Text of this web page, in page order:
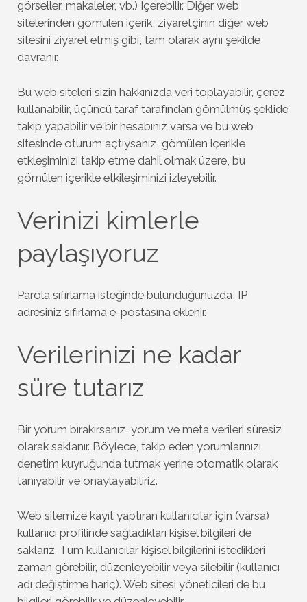
görseller, makaleler, vb.) Içerebilir. Diğer web
sitelerinden gömülen içerik, ziyaretçinin diğer web
sitesini ziyaret etmiş gibi, tam olarak aynı şekilde
davranır.
Bu web siteleri sizin hakkınızda veri toplayabilir, çerez
kullanabilir, üçüncü taraf tarafından gömülmüş şeklide
takip yapabilir ve bir hesabınız varsa ve bu web
sitesinde oturum açtıysanız, gömülen içerikle
etkleşiminizi takip etme dahil olmak üzere, bu
gömülen içerikle etkileşiminizi izleyebilir.
Verinizi kimlerle
paylaşıyoruz
Parola sıfırlama isteğinde bulunduğunuzda, IP
adresiniz sıfırlama e-postasına eklenir.
Verilerinizi ne kadar
süre tutarız
Bir yorum bırakırsanız, yorum ve meta verileri süresiz
olarak saklanır. Böylece, takip eden yorumlarınızı
denetim kuyruğunda tutmak yerine otomatik olarak
tanıyabilir ve onaylayabiliriz.
Web sitemize kayıt yaptıran kullanıcılar için (varsa)
kullanıcı profilinde sağladıkları kişisel bilgileri de
saklarız. Tüm kullanıcılar kişisel bilgilerini istedikleri
zaman görebilir, düzenleyebilir veya silebilir (kullanıcı
adı değiştirme hariç). Web sitesi yöneticileri de bu